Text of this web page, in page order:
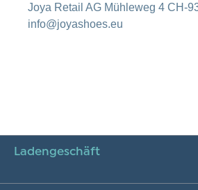
Joya Retail AG Mühleweg 4 CH-
info@joyashoes.eu
Ladengeschäft